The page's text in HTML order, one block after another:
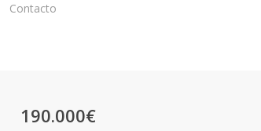
Contacto
190.000€